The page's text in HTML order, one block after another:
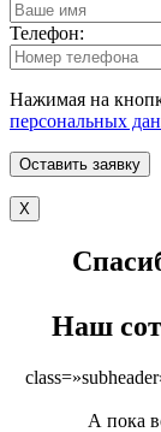
Телефон:
Нажимая на
персональных
X
Наш
А пока